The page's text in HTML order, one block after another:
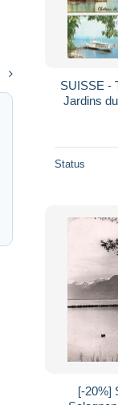
SUISSE -
Jardins
Status
[-20%]